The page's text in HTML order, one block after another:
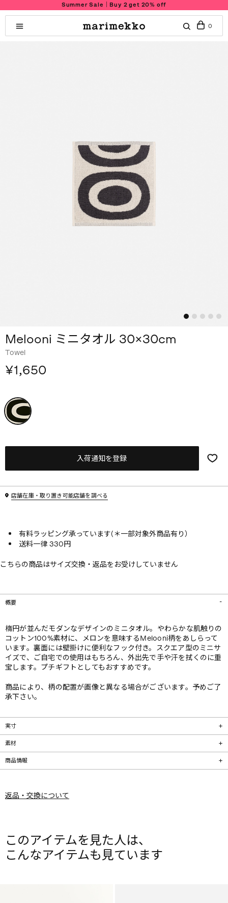
Summer Sale｜Buy 2 get 20% off
0
Melooni ミニタオル 30×30cm
Towel
¥1,650
入荷通知を登録
店舗在庫・取り置き可能店舗を調べる
有料ラッピング承っています(＊一部対象外商品有り）
送料一律 330円
こちらの商品はサイズ交換・返品をお受けしていません
概要
楕円が並んだモダンなデザインのミニタオル。やわらかな肌触りの
コットン100%素材に、メロンを意味するMelooni柄をあしらって
います。裏面には壁掛けに便利なフック付き。スクエア型のミニサ
イズで、ご自宅での使用はもちろん、外出先で手や汗を拭くのに重
宝します。プチギフトとしてもおすすめです。
商品により、柄の配置が画像と異なる場合がございます。予めご了
承下さい。
実寸
素材
商品情報
返品・交換について
このアイテムを見た人は、
こんなアイテムも見ています